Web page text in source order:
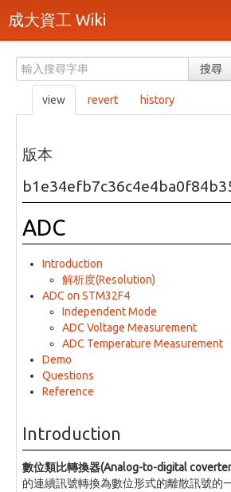
成大資工 Wiki
分類
隨機頁面
最近活動
上傳檔案
頁面原始檔
可列印版本
刪除本頁
登入 / 註冊帳號
搜尋
view revert history
版本
ADC
Introduction
解析度(Resolution)
ADC on STM32F4
Independent Mode
ADC Voltage Measurement
ADC Temperature Measurement
Demo
Questions
Reference
Introduction
數位類比轉換器(Analog-to-digital
的連續訊號轉換為數位形式的離散訊號的